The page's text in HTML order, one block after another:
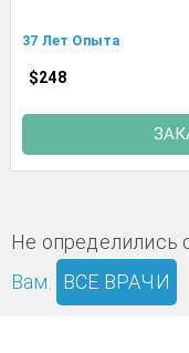
37 Лет Опыта
$248
Не определились
Вам. ВСЕ ВРАЧИ